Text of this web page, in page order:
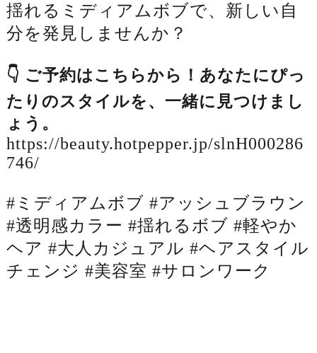
揺れるミディアムボブで、新しい自
分を発見しませんか？
👇 ご予約はこちらから！あなたにぴっ
たりのスタイルを、一緒に見つけまし
ょう。
https://beauty.hotpepper.jp/slnH000286
746/
#ミディアムボブ #アッシュブラウン
#透明感カラー #揺れるボブ #軽やか
ヘア #大人カジュアル #ヘアスタイル
チェンジ #美容室 #サロンワーク